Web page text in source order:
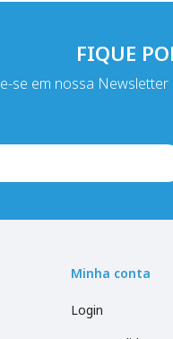
FIQUE
se em nossa
Minha conta
Login